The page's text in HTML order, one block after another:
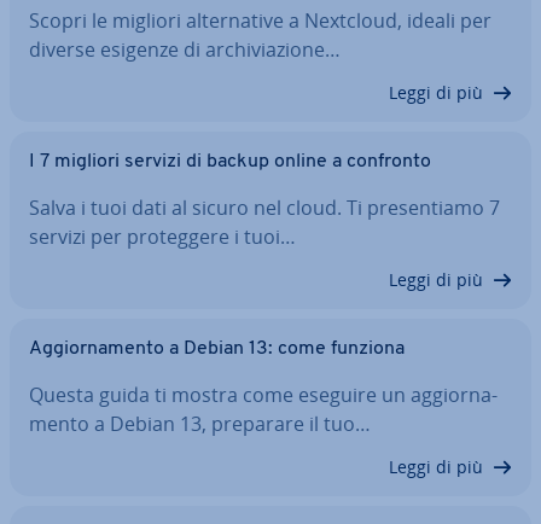
Scopri le migliori al­ter­na­ti­ve a Nextcloud, ideali per
diverse esigenze di ar­chi­via­zio­ne…
Leggi di più
I 7 migliori servizi di backup online a confronto
Salva i tuoi dati al sicuro nel cloud. Ti pre­sen­tia­mo 7
servizi per pro­teg­ge­re i tuoi…
Leggi di più
Ag­gior­na­men­to a Debian 13: come funziona
Questa guida ti mostra come eseguire un ag­gior­na­
men­to a Debian 13, preparare il tuo…
Leggi di più